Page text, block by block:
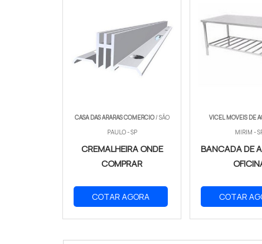
CASA DAS ARARAS COMERCIO/ SÃO
PAULO - SP
CREMALHEIRA ONDE
COMPRAR
COTAR AGORA
VICEL MOVEIS DE
MIRIM -
BANCADA DE
COTAR